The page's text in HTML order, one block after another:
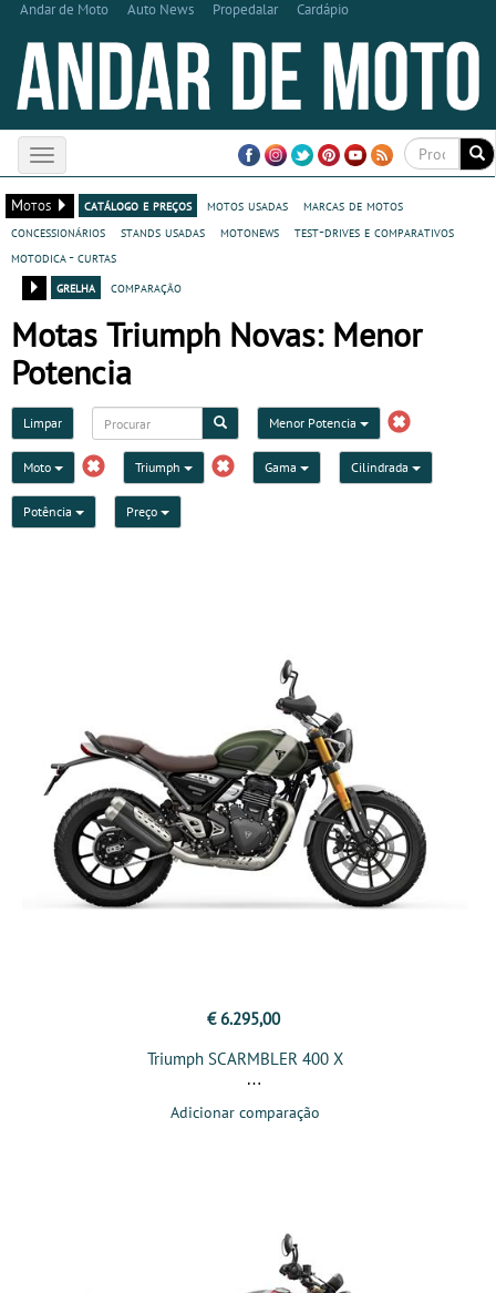
Andar de Moto Auto News Propedalar Cardápio
Toggle
navigation
Motos
catálogo e preços motos usadas
marcas de motos
concessionários
stands usadas motonews
test-drives e comparativos
motodica - curtas
grelha
comparação
Motas Triumph Novas: Menor
Potencia
Limpar Menor Potencia
Moto Triumph Gama Cilindrada
Potência Preço
€ 6.295,00
Triumph SCARMBLER 400 X
Adicionar comparação